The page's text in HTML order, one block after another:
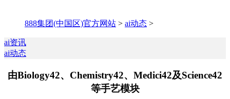
888集团(中国区)官方网站 > ai动态 >
ai资讯
ai动态
由Biology42、Chemistry42、Medici42及Science42
等手艺模块